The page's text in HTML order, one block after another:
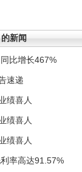
的新闻
比增长467%
速递
绩喜人
绩喜人
绩喜人
率高达91.57%